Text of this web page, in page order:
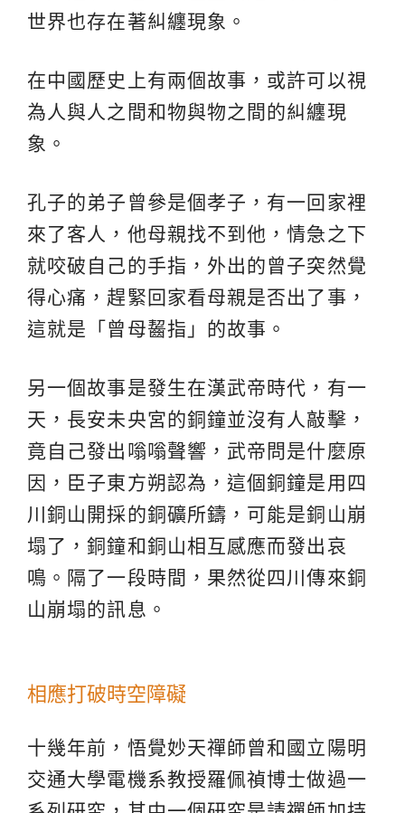
世界也存在著糾纏現象。
在中國歷史上有兩個故事，或許可以視
為人與人之間和物與物之間的糾纏現
象。
孔子的弟子曾參是個孝子，有一回家裡
來了客人，他母親找不到他，情急之下
就咬破自己的手指，外出的曾子突然覺
得心痛，趕緊回家看母親是否出了事，
這就是「曾母齧指」的故事。
另一個故事是發生在漢武帝時代，有一
天，長安未央宮的銅鐘並沒有人敲擊，
竟自己發出嗡嗡聲響，武帝問是什麼原
因，臣子東方朔認為，這個銅鐘是用四
川銅山開採的銅礦所鑄，可能是銅山崩
塌了，銅鐘和銅山相互感應而發出哀
鳴。隔了一段時間，果然從四川傳來銅
山崩塌的訊息。
相應打破時空障礙
十幾年前，悟覺妙天禪師曾和國立陽明
交通大學電機系教授羅佩禎博士做過一